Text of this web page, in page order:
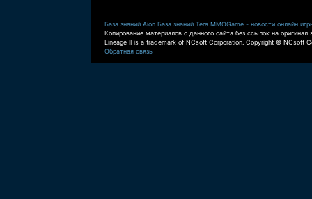
База знаний Aion База знаний Tera MMOGame - новости онлайн
Копирование материалов с данного сайта без ссылок на оригинал
Lineage II is a trademark of NCsoft Corporation. Copyright © NCsoft
Обратная связь